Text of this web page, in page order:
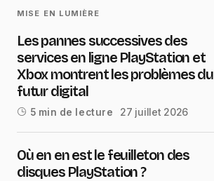
MISE EN LUMIÈRE
Les pannes successives des
services en ligne PlayStation et
Xbox montrent les problèmes du
futur digital
5 min de lecture 27 juillet 2026
Où en en est le feuilleton des
disques PlayStation ?